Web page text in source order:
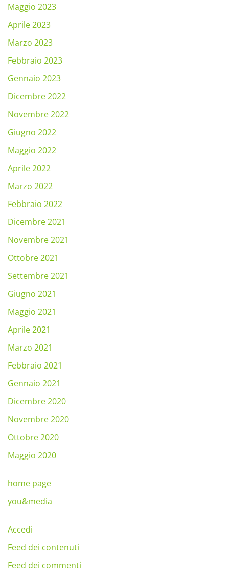
Maggio 2023
Aprile 2023
Marzo 2023
Febbraio 2023
Gennaio 2023
Dicembre 2022
Novembre 2022
Giugno 2022
Maggio 2022
Aprile 2022
Marzo 2022
Febbraio 2022
Dicembre 2021
Novembre 2021
Ottobre 2021
Settembre 2021
Giugno 2021
Maggio 2021
Aprile 2021
Marzo 2021
Febbraio 2021
Gennaio 2021
Dicembre 2020
Novembre 2020
Ottobre 2020
Maggio 2020
home page
you&media
Accedi
Feed dei contenuti
Feed dei commenti